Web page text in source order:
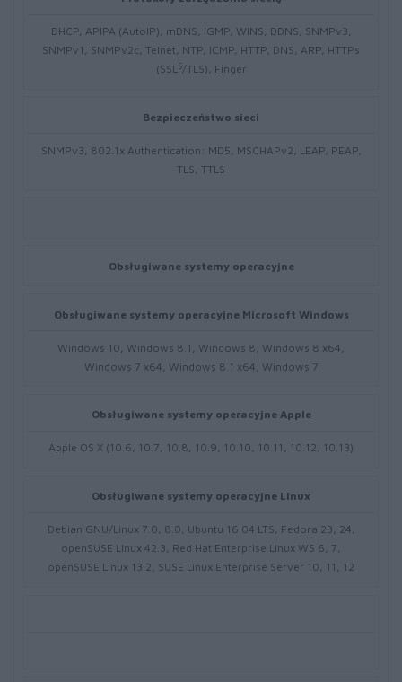
DHCP, APIPA (AutoIP), mDNS, IGMP, WINS, DDNS, SNMPv3,
SNMPv1, SNMPv2c, Telnet, NTP, ICMP, HTTP, DNS, ARP, HTTPs
(SSL5/TLS), Finger
Bezpieczeństwo sieci
SNMPv3, 802.1x Authentication: MD5, MSCHAPv2, LEAP, PEAP,
TLS, TTLS
Obsługiwane systemy operacyjne
Obsługiwane systemy operacyjne Microsoft Windows
Windows 10, Windows 8.1, Windows 8, Windows 8 x64,
Windows 7 x64, Windows 8.1 x64, Windows 7
Obsługiwane systemy operacyjne Apple
Apple OS X (10.6, 10.7, 10.8, 10.9, 10.10, 10.11, 10.12, 10.13)
Obsługiwane systemy operacyjne Linux
Debian GNU/Linux 7.0, 8.0, Ubuntu 16.04 LTS, Fedora 23, 24,
openSUSE Linux 42.3, Red Hat Enterprise Linux WS 6, 7,
openSUSE Linux 13.2, SUSE Linux Enterprise Server 10, 11, 12